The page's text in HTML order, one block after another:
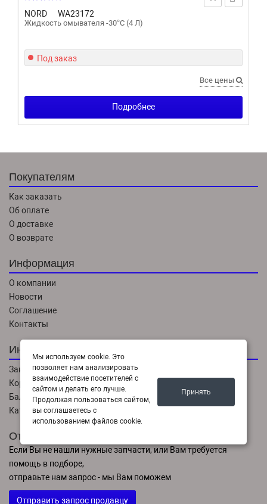
NORD WA23172
Жидкость омывателя -30°С (4 Л)
Под заказ
Все цены
Подробнее
Покупателям
Как заказать
Об оплате
О доставке
О возврате
Информация
О компании
Новости
Соглашение
Контакты
Интернет магазин
Заказы
Корзина
Баланс
Каталог товаров
Отправить запрос
Если Вы не нашли нужные запчасти, или Вам требуется
помощь в подборе,
отправьте нам запрос - мы Вам поможем
Отправить запрос продавцу
Мы используем cookie. Это
позволяет нам анализировать
взаимодействие посетителей с
сайтом и делать его лучше.
Продолжая пользоваться сайтом,
вы соглашаетесь с
использованием файлов cookie.
Принять